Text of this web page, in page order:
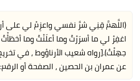
(اللَّهمَّ قِنِي شرَّ نفسي واعزِمْ لي على
اغفِرْ لي ما أسرَرْتُ وما أعلَنْتُ وما
جهِلْتُ).[رواه شعيب الأرناؤوط ، في
عن عمران بن الحصين ، الصفحة أو الرقم:899 ، إسناده صحيح.]